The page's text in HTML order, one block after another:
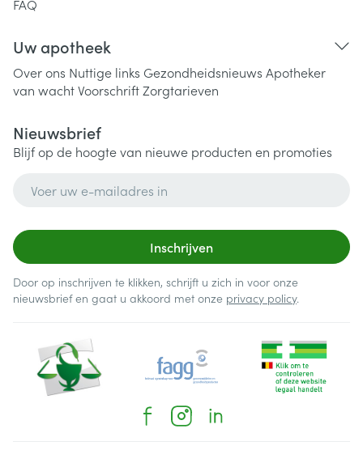
FAQ
Uw apotheek
Over ons Nuttige links Gezondheidsnieuws Apotheker
van wachtVoorschriftZorgtarieven
Nieuwsbrief
Blijf op de hoogte van nieuwe producten en promoties
Inschrijven
Door op inschrijven te klikken, schrijft u zich in voor onze
nieuwsbrief en gaat u akkoord met onze privacy policy.